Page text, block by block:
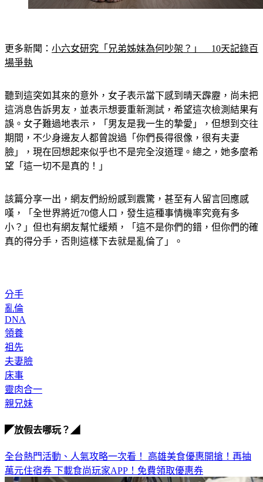
更多新聞： 小六女研究「兄弟姊妹為何吵架？」　10天記錄百
場爭執
聽到這突如其來的意外，女子表示當下感到晴天霹靂，尚未把
這消息告訴男友，並表示想要重新測試，希望這次檢測結果有
誤。女子難過地表示，「男友是我一生的摯愛」，但想到交往
期間，不少身邊友人都曾說過「你們長得很像，很有夫妻
臉」，現在回想起來似乎也不是完全沒道理。總之，她多麼希
望「這一切不是真的！」
該篇分享一出，網友們紛紛感到震驚，甚至有人留言回應感
嘆，「全世界將近70億人口，發生這種事情機率究竟有多
小？」但也有網友幫忙緩頰，「這不是你們的錯，但你們的確
真的得分手，否則這樣下去就是亂倫了」。
分手
亂倫
DNA
領養
祖先
夫妻臉
床事
靈肉合一
親兄妹
◤放假去哪玩？◢
全台熱門活動、人氣攻略一次看！ 高雄美食優惠開搶！再抽
萬元住宿券 下載食尚玩家APP！免費領取優惠券